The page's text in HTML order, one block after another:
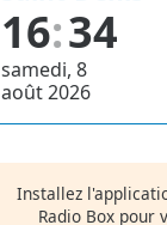
16 34
samedi, 8
août 2026
Installez
Radio Box pour